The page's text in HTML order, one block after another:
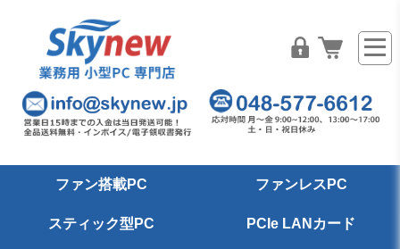
ファン搭載PC ファンレスPC
スティック型PC PCIe LANカード